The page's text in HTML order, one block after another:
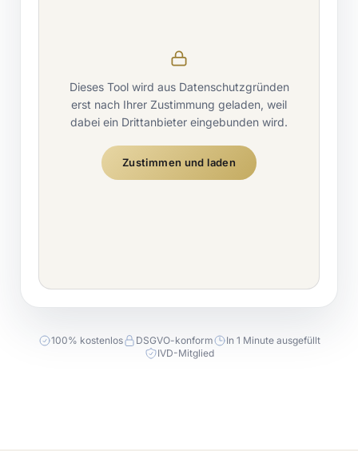
Dieses Tool wird aus Datenschutzgründen
erst nach Ihrer Zustimmung geladen, weil
dabei ein Drittanbieter eingebunden wird.
Zustimmen und laden
100% kostenlos DSGVO-konform
In 1 Minute ausgefüllt
IVD-Mitglied